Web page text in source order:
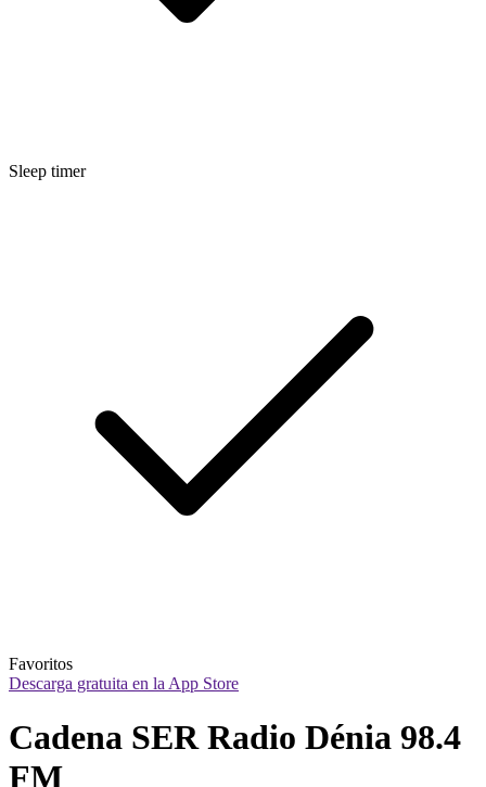
Sleep timer
Favoritos
Descarga gratuita en la App Store
Cadena SER Radio Dénia 98.4
FM